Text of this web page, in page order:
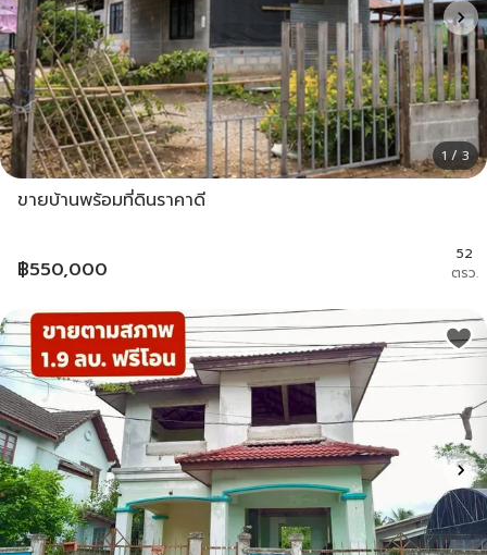
1 / 3
ขายบ้านพร้อมที่ดินราคาดี
฿550,000
52
ตรว.